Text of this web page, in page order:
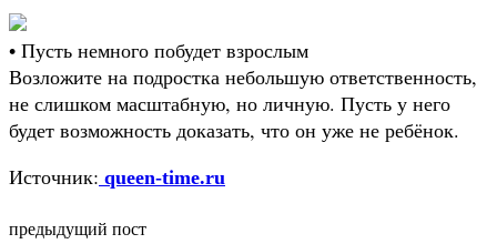
• Пусть немного побудет взрослым
Возложите на подростка небольшую ответственность,
не слишком масштабную, но личную. Пусть у него
будет возможность доказать, что он уже не ребёнок.
Источник: queen-time.ru
предыдущий пост